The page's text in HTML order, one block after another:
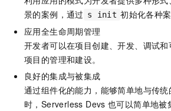
景的案例，通过 s init 初始化各种案
应用全生命周期管理
开发者可以在项目创建、开发、调试
项目的管理和建设。
良好的集成与被集成
通过组件化的能力，能够简单地与传
时，Serverless Devs 也可以简单地被